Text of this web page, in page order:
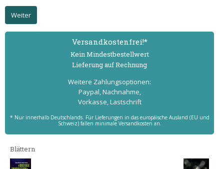
Weiter
Versand­kostenfrei!*
Kein Mindest­bestell­wert
Lieferung auf Rechnung
Weitere Zahlungs­optionen:
Paypal, Nachnahme,
Vorkasse, Lastschrift
* Nur innerhalb Deutschlands. Für Lieferungen in das europäische Ausland (EU und
Schweiz) fallen minimale Versandkosten an.
Blättern